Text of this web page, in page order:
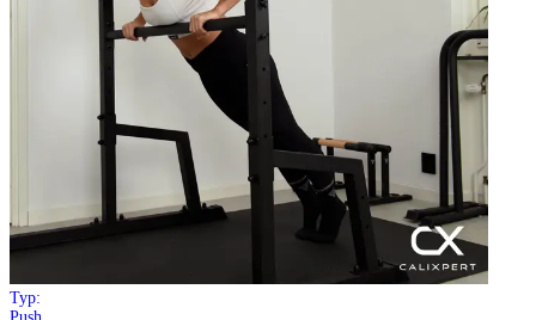
Typ: